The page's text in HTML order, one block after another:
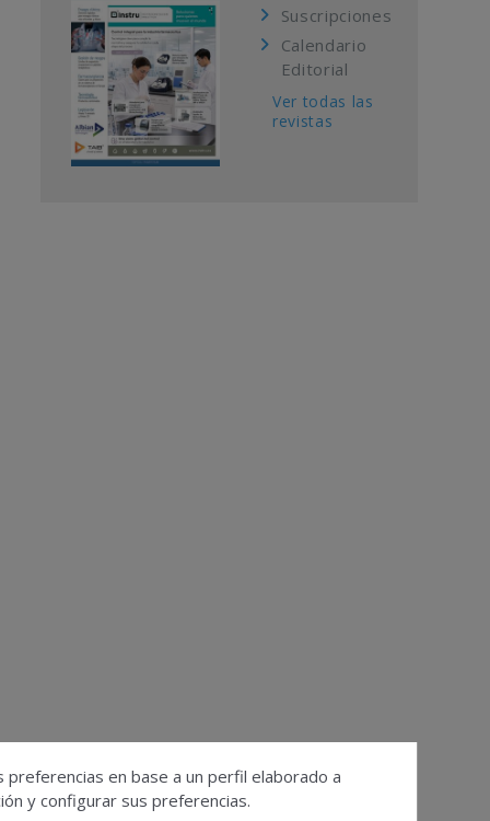
Suscripciones
Calendario
Editorial
Ver todas las
revistas
en base a un perfil elaborado a
y configurar sus preferencias.